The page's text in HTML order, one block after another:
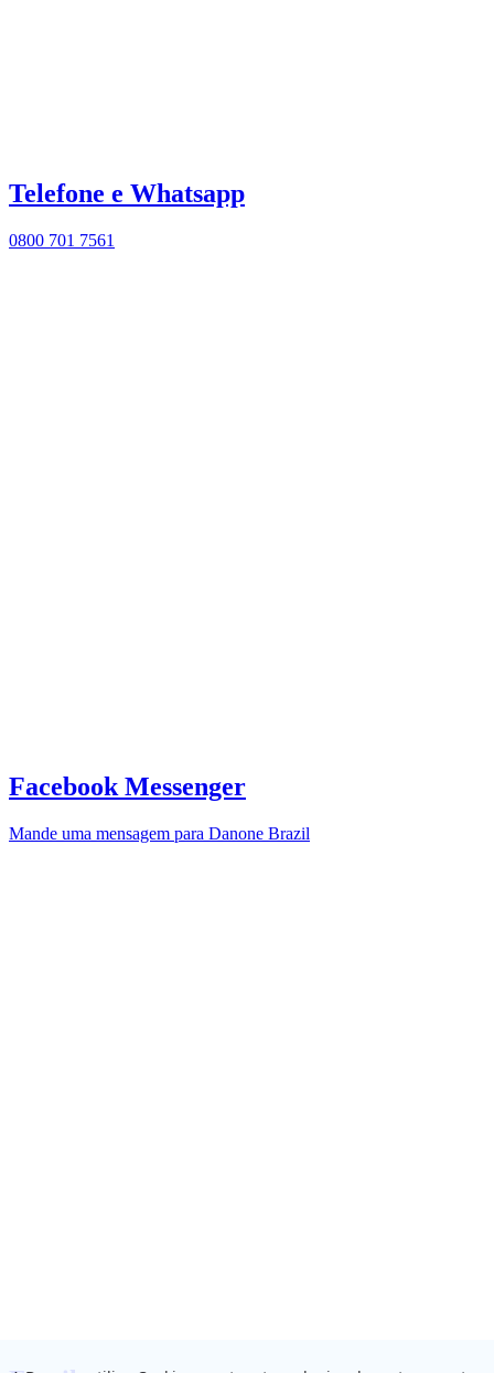
Telefone e Whatsapp
0800 701 7561
Facebook Messenger
Mande uma mensagem para Danone Brazil